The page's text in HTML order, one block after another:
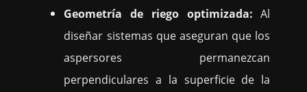
Geometría de riego optimizada:Al
diseñar sistemas que aseguran que los
aspersores permanezcan
perpendiculares a la superficie de la